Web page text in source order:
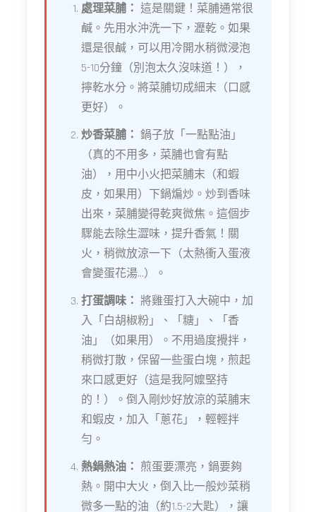
處理菜脯： 這是關鍵！菜脯通常很
鹹。先用水沖洗一下，瀝乾。如果
還是很鹹，可以用冷開水稍微浸泡
5-10分鐘（別泡太久沒味道！），
擰乾水分。將菜脯切成細末（口感
更好）。
炒香菜脯： 鍋子放「一點點油」
（真的不用多，菜脯也會有點
油），用中小火把菜脯末（和蝦
皮，如果用）下鍋煸炒。炒到香味
出來，菜脯變得乾爽微焦。這個步
驟能去除生澀味，提升香氣！關
火，稍微放涼一下（太熱衝入蛋液
會變蛋花湯...）。
打蛋調味： 將雞蛋打入大碗中，加
入「白胡椒粉」、「糖」、「香
油」（如果用）。不用過度攪拌，
稍微打散，保留一些蛋白塊，煎起
來口感更好（這是我阿嬤堅持
的！）。倒入剛炒好放涼的菜脯末
和蝦皮，加入「蔥花」，輕輕拌
勻。
熱鍋熱油： 煎蛋要漂亮，鍋要夠
熱。開中大火，倒入比一般炒菜稍
微多一點的油（約1.5-2大匙），讓